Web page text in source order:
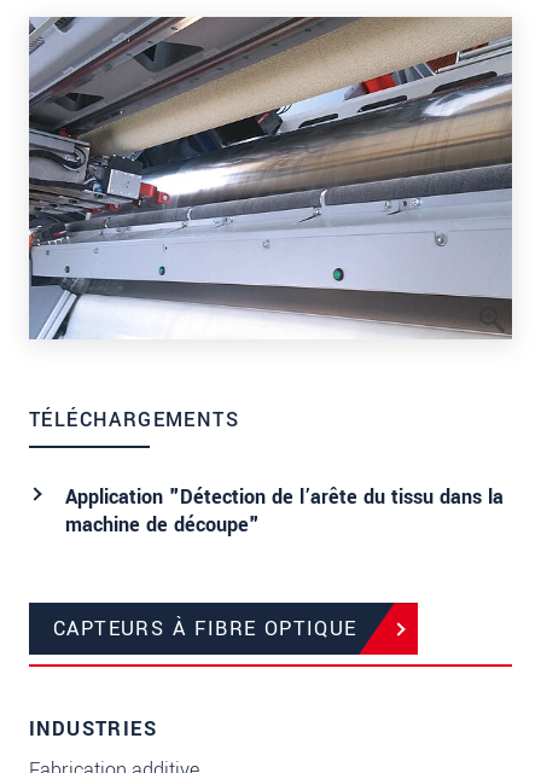
TÉLÉCHARGEMENTS
Application "Détection de l’arête du tissu dans la
machine de découpe"
CAPTEURS À FIBRE OPTIQUE
INDUSTRIES